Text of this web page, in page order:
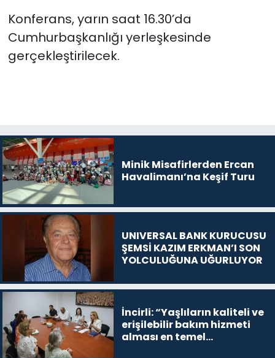
Konferans, yarın saat 16.30’da
Cumhurbaşkanlığı yerleşkesinde
gerçekleştirilecek.
Minik Misafirlerden Ercan
Havalimanı’na Keşif Turu
UNIVERSAL BANK KURUCUSU
ŞEMSİ KAZIM ERKMAN’I SON
YOLCULUĞUNA UĞURLUYOR
İncirli: “Yaşlıların kaliteli ve
erişilebilir bakım hizmeti
alması en temel